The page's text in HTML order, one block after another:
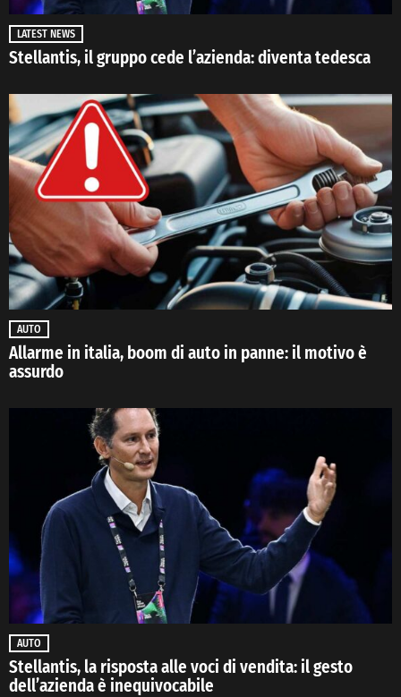
LATEST NEWS
Stellantis, il gruppo cede l’azienda: diventa tedesca
AUTO
Allarme in italia, boom di auto in panne: il motivo è
assurdo
AUTO
Stellantis, la risposta alle voci di vendita: il gesto
dell’azienda è inequivocabile